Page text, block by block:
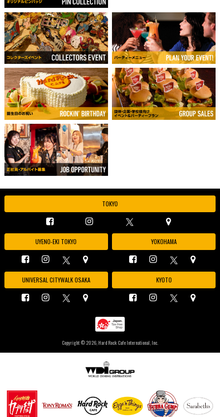
TOKYO
UYENO-EKI TOKYO YOKOHAMA
UNIVERSAL CITYWALK OSAKA KYOTO
Copyright © 2026, Hard Rock Cafe International, Inc.